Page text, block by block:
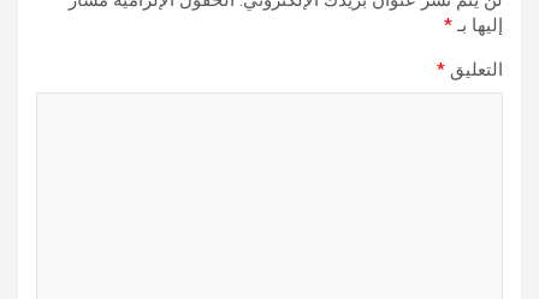
إليها بـ*
التعليق *